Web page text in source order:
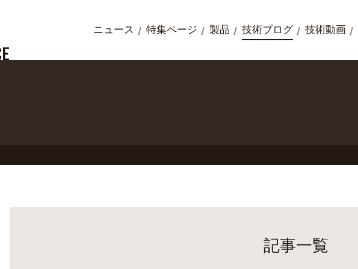
ニュース 特集ページ 製品 技術ブログ 技術動画
記事一覧